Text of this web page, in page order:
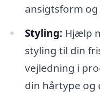
ansigtsform
Styling: Hjælp
styling til din
vejledning i
din hårtype og